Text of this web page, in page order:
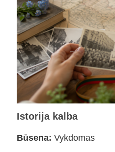
Istorija kalba
Būsena: Vykdomas